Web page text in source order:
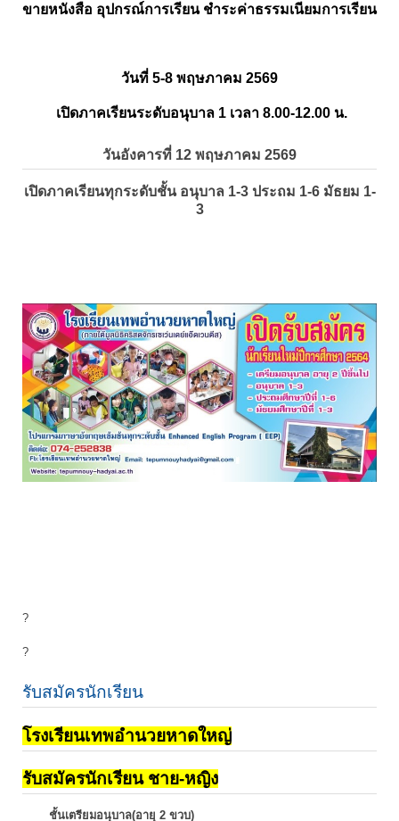
ขายหนังสือ อุปกรณ์การเรียน ชำระค่าธรรมเนียมการเรียน
วันที่ 5-8 พฤษภาคม 2569
เปิดภาคเรียนระดับอนุบาล 1 เวลา 8.00-12.00 น.
วันอังคารที่ 12 พฤษภาคม 2569
เปิดภาคเรียนทุกระดับชั้น อนุบาล 1-3 ประถม 1-6 มัธยม 1-
3
?
?
รับสมัครนักเรียน
โรงเรียนเทพอำนวยหาดใหญ่
รับสมัครนักเรียน ชาย-หญิง
ชั้นเตรียมอนุบาล(อายุ 2 ขวบ)